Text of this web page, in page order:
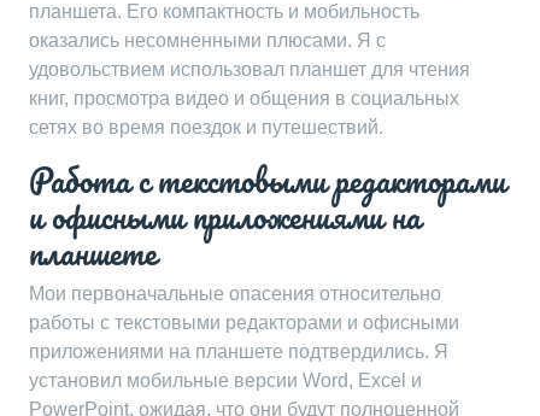
планшета. Его компактность и мобильность
оказались несомненными плюсами. Я с
удовольствием использовал планшет для чтения
книг, просмотра видео и общения в социальных
сетях во время поездок и путешествий.
Работа с текстовыми редакторами
и офисными приложениями на
планшете
Мои первоначальные опасения относительно
работы с текстовыми редакторами и офисными
приложениями на планшете подтвердились. Я
установил мобильные версии Word, Excel и
PowerPoint, ожидая, что они будут полноценной